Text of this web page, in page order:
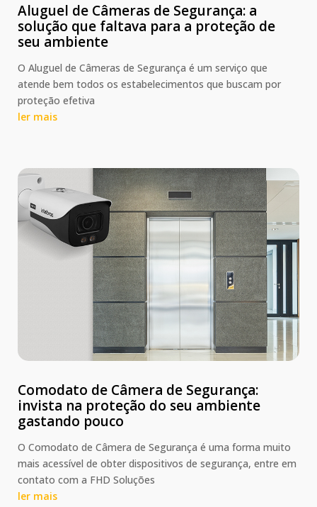
Aluguel de Câmeras de Segurança: a
solução que faltava para a proteção de
seu ambiente
O Aluguel de Câmeras de Segurança é um serviço que
atende bem todos os estabelecimentos que buscam por
proteção efetiva
ler mais
Comodato de Câmera de Segurança:
invista na proteção do seu ambiente
gastando pouco
O Comodato de Câmera de Segurança é uma forma muito
mais acessível de obter dispositivos de segurança, entre em
contato com a FHD Soluções
ler mais